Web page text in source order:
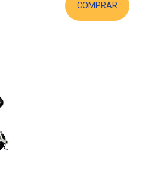
COMPRAR